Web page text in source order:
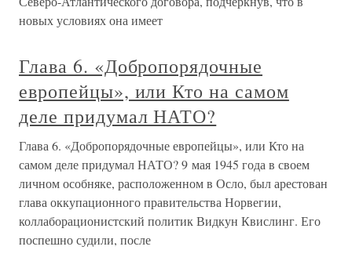
новых условиях она имеет
Глава 6. «Добропорядочные
европейцы», или Кто на самом
деле придумал НАТО?
Глава 6. «Добропорядочные европейцы», или Кто на
самом деле придумал НАТО? 9 мая 1945 года в своем
личном особняке, расположенном в Осло, был арестован
глава оккупационного правительства Норвегии,
коллаборационистский политик Видкун Квислинг. Его
поспешно судили, после